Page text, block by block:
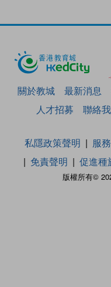
關於教城 最新消息
人才招募
聯絡
版權所有©
私隱政策聲明 服
免責聲明
促進種